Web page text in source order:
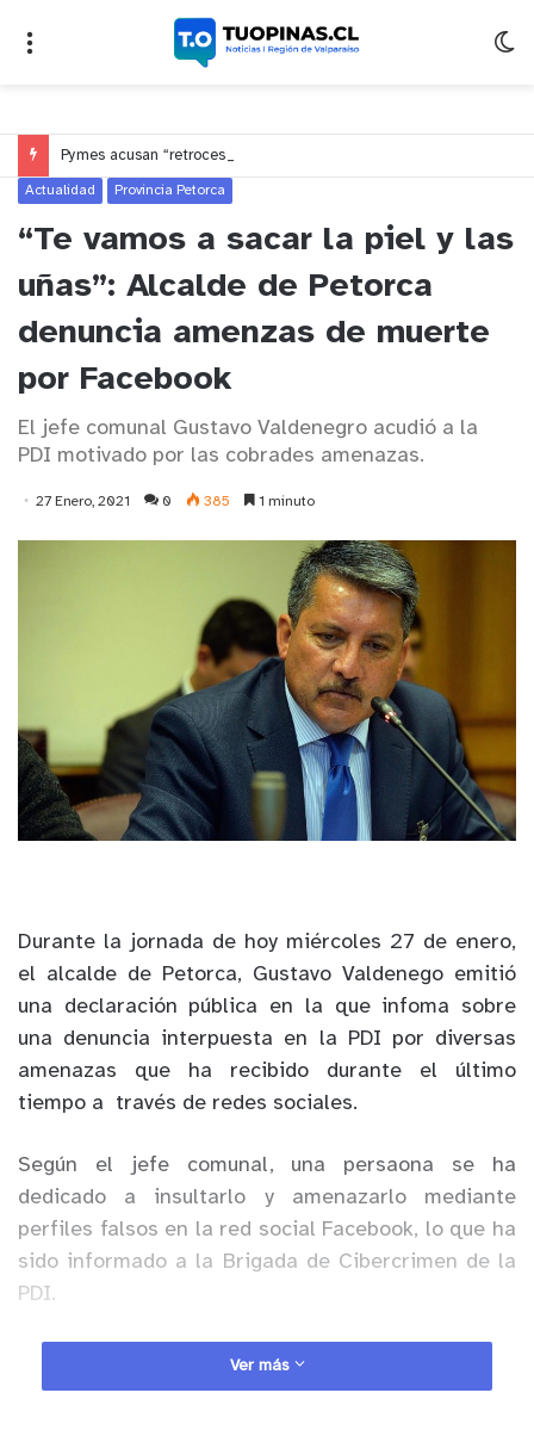
Actualidad Provincia Petorca
“Te vamos a sacar la piel y las
uñas”: Alcalde de Petorca
denuncia amenzas de muerte
por Facebook
El jefe comunal Gustavo Valdenegro acudió a la
PDI motivado por las cobrades amenazas.
27 Enero, 2021 0 385 1 minuto
Durante la jornada de hoy miércoles 27 de enero,
el alcalde de Petorca, Gustavo Valdenego emitió
una declaración pública en la que infoma sobre
una denuncia interpuesta en la PDI por diversas
amenazas que ha recibido durante el último
tiempo a través de redes sociales.
Según el jefe comunal, una persaona se ha
dedicado a insultarlo y amenazarlo mediante
perfiles falsos en la red social Facebook, lo que ha
sido informado a la Brigada de Cibercrimen de la
PDI.
Anuncio Patrocinado
En los textos con los que intimidaron al alcalde, el
Ver más